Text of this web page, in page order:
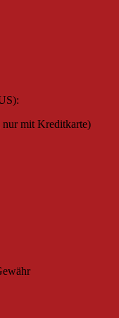
nur mit Kreditkarte)